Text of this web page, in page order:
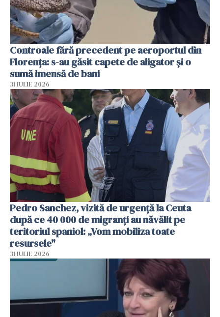
Controale fără precedent pe aeroportul din
Florența: s-au găsit capete de aligator și o
sumă imensă de bani
31 IULIE 2026
Pedro Sanchez, vizită de urgență la Ceuta
după ce 40 000 de migranți au năvălit pe
teritoriul spaniol: „Vom mobiliza toate
resursele"
31 IULIE 2026